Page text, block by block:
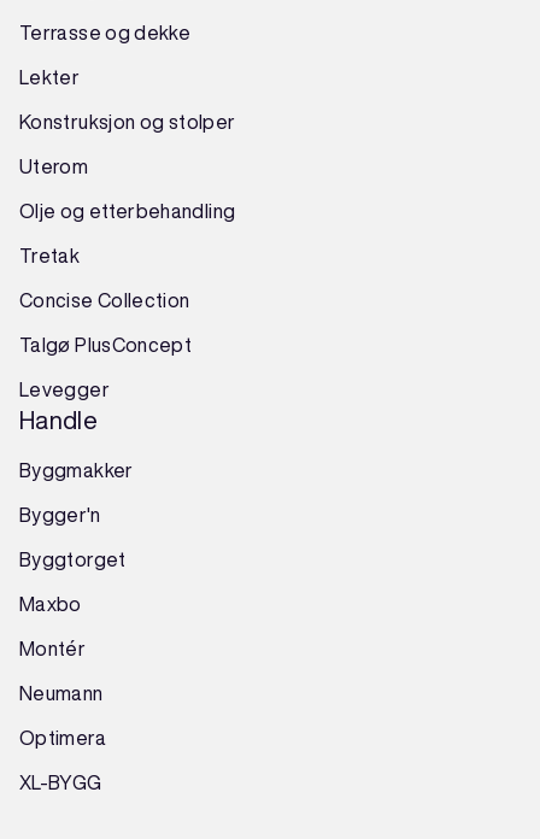
Terrasse og dekke
Lekter
Konstruksjon og stolper
Uterom
Olje og etterbehandling
Tretak
Concise Collection
Talgø PlusConcept
Levegger
Handle
Byggmakker
Bygger'n
Byggtorget
Maxbo
Montér
Neumann
Optimera
XL-BYGG